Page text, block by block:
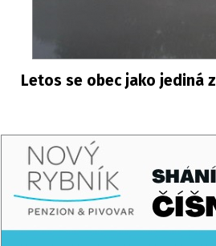
Letos se obec jako jediná